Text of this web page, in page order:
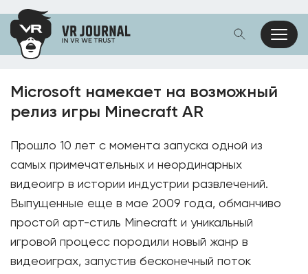
Microsoft намекает на возможный
релиз игры Minecraft AR
Прошло 10 лет с момента запуска одной из
самых примечательных и неординарных
видеоигр в истории индустрии развлечений.
Выпущенные еще в мае 2009 года, обманчиво
простой арт-стиль Minecraft и уникальный
игровой процесс породили новый жанр в
видеоиграх, запустив бесконечный поток